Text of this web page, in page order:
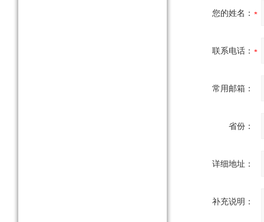
您的姓名：
联系电话：
常用邮箱：
省份：
详细地址：
补充说明：